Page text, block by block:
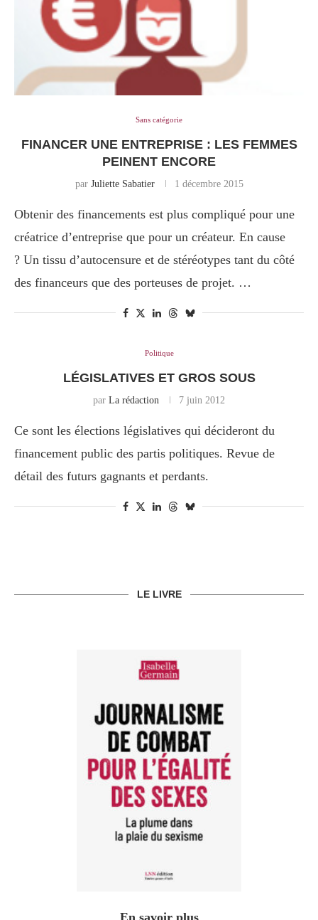
Sans catégorie
FINANCER UNE ENTREPRISE : LES FEMMES
PEINENT ENCORE
par Juliette Sabatier 1 décembre 2015
Obtenir des financements est plus compliqué pour une
créatrice d’entreprise que pour un créateur. En cause
? Un tissu d’autocensure et de stéréotypes tant du côté
des financeurs que des porteuses de projet. …
Politique
LÉGISLATIVES ET GROS SOUS
par La rédaction 7 juin 2012
Ce sont les élections législatives qui décideront du
financement public des partis politiques. Revue de
détail des futurs gagnants et perdants.
LE LIVRE
En savoir plus